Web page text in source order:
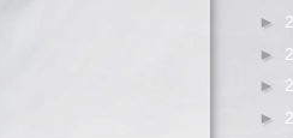
►
►
►
►